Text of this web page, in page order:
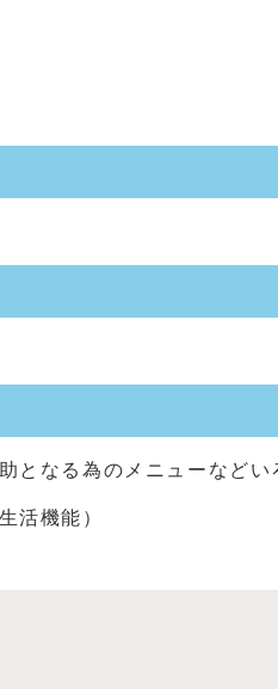
となる為のメニューなど
活機能）